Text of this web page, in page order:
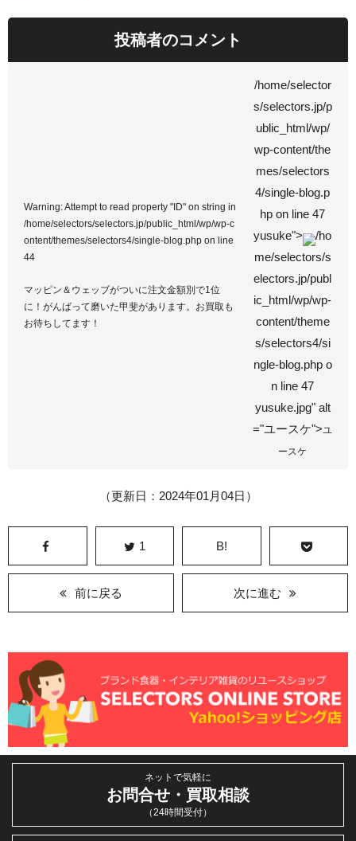
投稿者のコメント
Warning: Attempt to read property "ID" on string in
/home/selectors/selectors.jp/public_html/wp/wp-c
ontent/themes/selectors4/single-blog.php on line
44
マッピン＆ウェッブがついに注文金額別で1位
に！がんばって磨いた甲斐があります。お買取も
お待ちしてます！
/home/selector
s/selectors.jp/p
ublic_html/wp/
wp-content/the
mes/selectors
4/single-blog.p
hp on line 47
yusuke">
/ho
me/selectors/s
electors.jp/publ
ic_html/wp/wp-
content/theme
s/selectors4/si
ngle-blog.php o
n line 47
yusuke.jpg" alt
="ユースケ"> ユ
ースケ
（更新日：2024年01月04日）
1 B!
前に戻る 次に進む
ネットで気軽に
お問合せ・買取相談
（24時間受付）